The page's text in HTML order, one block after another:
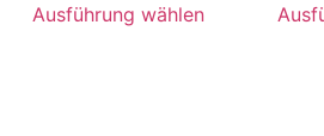
Ausführung wählen